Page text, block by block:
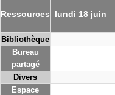
Ressources lundi 18 juin
Bibliothèque
Bureau
partagé
Divers
Espace